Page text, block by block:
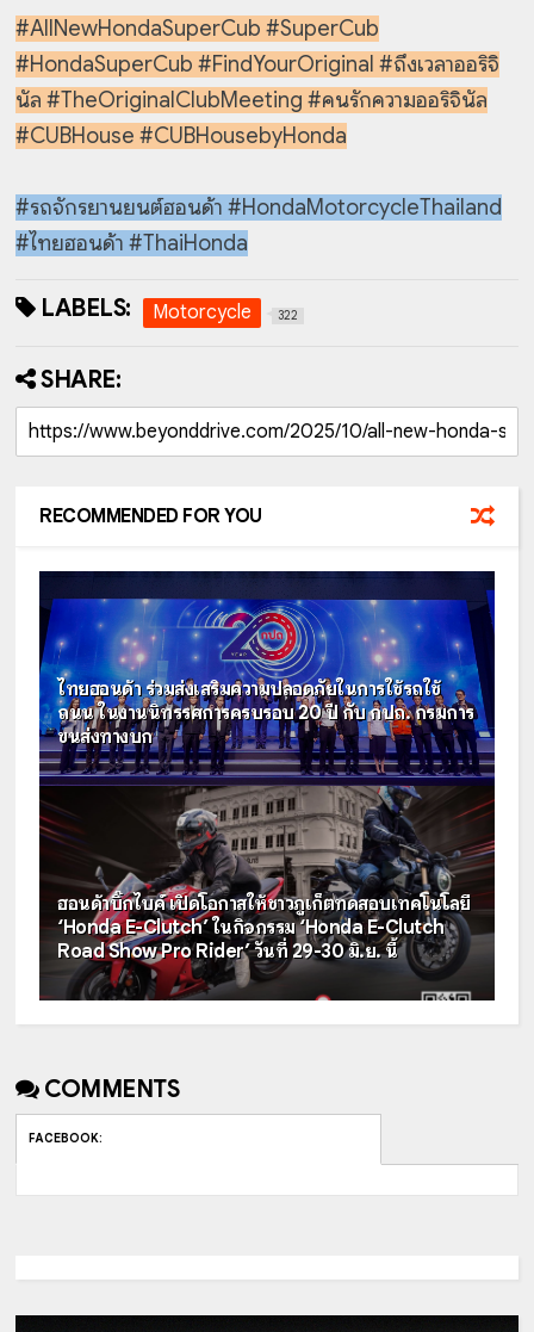
#AllNewHondaSuperCub #SuperCub
#HondaSuperCub #FindYourOriginal #ถึงเวลาออริจิ
นัล #TheOriginalClubMeeting #คนรักความออริจินัล
#CUBHouse #CUBHousebyHonda
#รถจักรยานยนต์ฮอนด้า #HondaMotorcycleThailand
#ไทยฮอนด้า #ThaiHonda
LABELS: Motorcycle 322
SHARE:
RECOMMENDED FOR YOU
ไทยฮอนด้า ร่วมส่งเสริมความปลอดภัยในการใช้รถใช้
ถนน ในงานนิทรรศการครบรอบ 20 ปี กับ กปถ. กรมการ
ขนส่งทางบก
ฮอนด้าบิ๊กไบค์ เปิดโอกาสให้ชาวภูเก็ตทดสอบเทคโนโลยี
‘Honda E-Clutch’ ในกิจกรรม ‘Honda E-Clutch
Road Show Pro Rider’ วันที่ 29-30 มิ.ย. นี้
COMMENTS
FACEBOOK: